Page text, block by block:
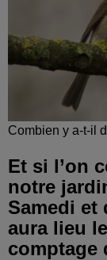
Combien y a-t-il
Et si l’on
notre
Samedi et
aura lieu
comptage